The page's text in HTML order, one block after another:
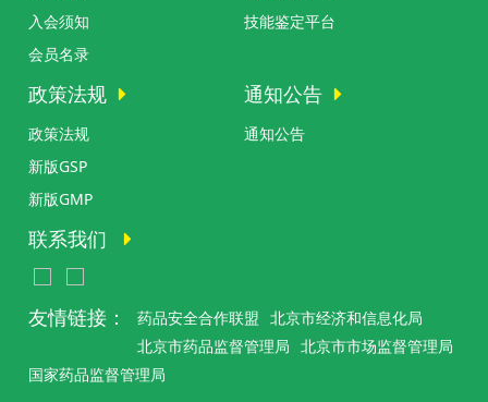
入会须知
会员名录
技能鉴定平台
政策法规
政策法规
新版GSP
新版GMP
通知公告
通知公告
联系我们
友情链接： 药品安全合作联盟 北京市经济和信息化局
北京市药品监督管理局 北京市市场监督管理局
国家药品监督管理局